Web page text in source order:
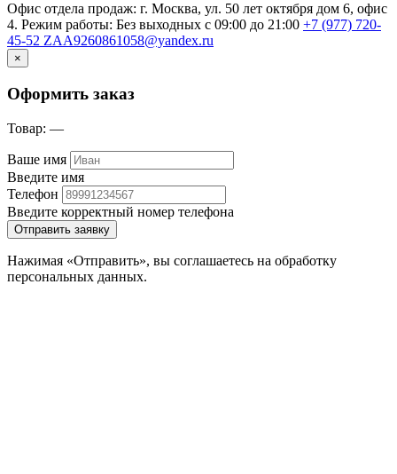
Офис отдела продаж: г. Москва, ул. 50 лет октября дом 6, офис
4. Режим работы: Без выходных с 09:00 до 21:00 +7 (977) 720-
45-52 ZAA9260861058@yandex.ru
×
Оформить заказ
Товар: —
Ваше имя
Введите имя
Телефон
Введите корректный номер телефона
Отправить заявку
Нажимая «Отправить», вы соглашаетесь на обработку
персональных данных.